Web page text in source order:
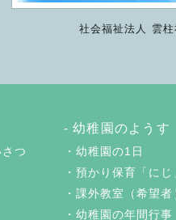
社会福祉法人 雲柱
つ
幼稚園のようす
幼稚園の1日
預かり保育「にじ
課外教室（希望者
幼稚園の年間行事